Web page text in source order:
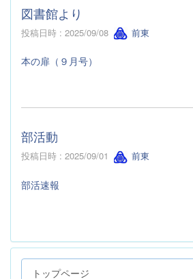
図書館より
投稿日時 : 2025/09/08 前東
本の扉（９月号）
部活動
投稿日時 : 2025/09/01 前東
部活速報
トップページ